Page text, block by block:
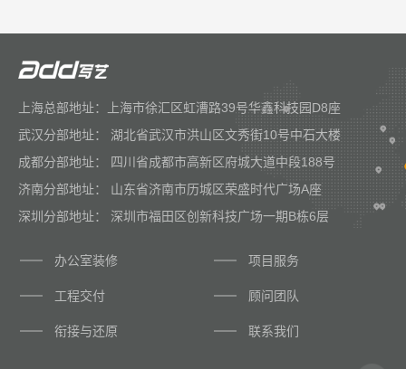
上海总部地址：上海市徐汇区虹漕路39号华鑫科技园D8座
武汉分部地址： 湖北省武汉市洪山区文秀街10号中石大楼
成都分部地址： 四川省成都市高新区府城大道中段188号
济南分部地址： 山东省济南市历城区荣盛时代广场A座
深圳分部地址： 深圳市福田区创新科技广场一期B栋6层
办公室装修 项目服务
工程交付 顾问团队
衔接与还原 联系我们